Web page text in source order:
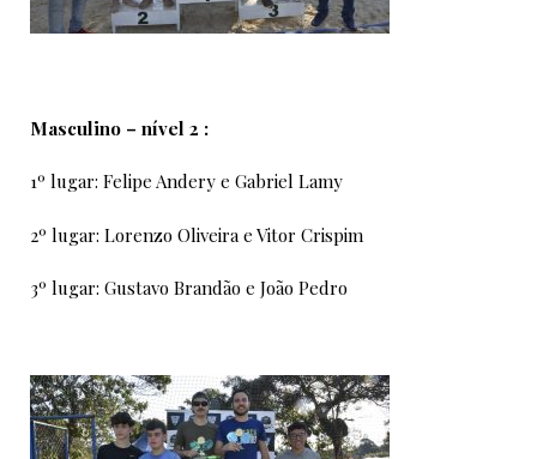
Masculino – nível 2 :
1º lugar: Felipe Andery e Gabriel Lamy
2º lugar: Lorenzo Oliveira e Vitor Crispim
3º lugar: Gustavo Brandão e João Pedro